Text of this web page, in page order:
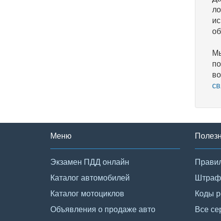
Меню
Экзамен ПДД онлайн
Каталог автомобилей
Каталог мотоциклов
Объявления о продаже авто
Коды
Все